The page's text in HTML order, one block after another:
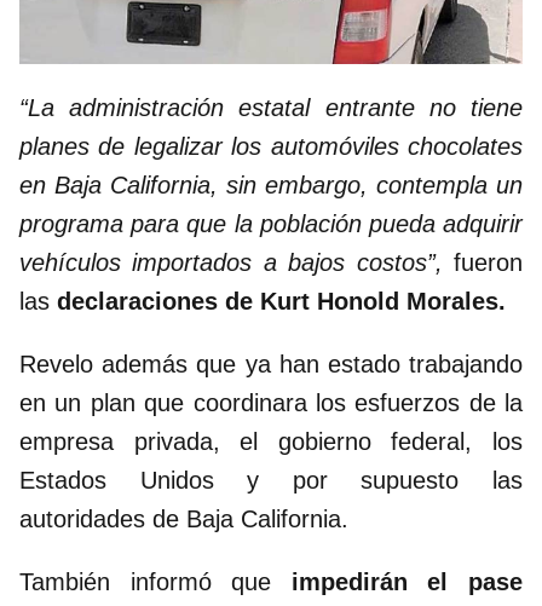
“La administración estatal entrante no tiene
planes de legalizar los automóviles chocolates
en Baja California, sin embargo, contempla un
programa para que la población pueda adquirir
vehículos importados a bajos costos”, fueron
las declaraciones de Kurt Honold Morales.
Revelo además que ya han estado trabajando
en un plan que coordinara los esfuerzos de la
empresa privada, el gobierno federal, los
Estados Unidos y por supuesto las
autoridades de Baja California.
También informó que impedirán el pase